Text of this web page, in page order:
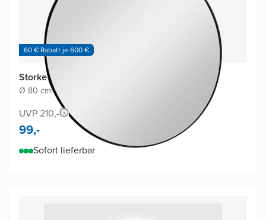
60 € Rabatt je 600 €
Storke Nero Badspiegel
Ø 80 cm|Schwarz
UVP 210,-
99,-
Sofort lieferbar